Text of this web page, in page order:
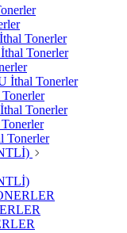
Tonerler
Tonerler
İthal Tonerler
Tonerler
Tonerler